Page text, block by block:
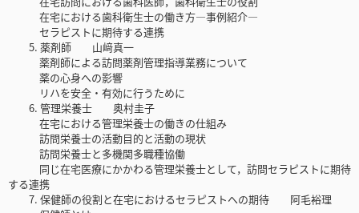
在宅における歯科衛生士の働き方―事例紹介―
セラピストに期待する連携
5. 薬剤師 山﨑真一
薬剤師による訪問薬剤管理指導業務について
薬の心身への影響
リハを安全・有効に行うために
6. 管理栄養士 奥村圭子
在宅における管理栄養士の働きの仕組み
訪問栄養士の活動目的と活動の現状
訪問栄養士と多機関多職種協働
同じ在宅医療にかかわる管理栄養士として，訪問セラピストに期待
する連携
7. 保健師の役割と在宅におけるセラピストへの期待 阿毛裕理